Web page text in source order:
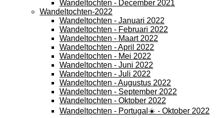
Wandeltochten - December 2021
Wandeltochten-2022
Wandeltochten - Januari 2022
Wandeltochten - Februari 2022
Wandeltochten - Maart 2022
Wandeltochten - April 2022
Wandeltochten - Mei 2022
Wandeltochten - Juni 2022
Wandeltochten - Juli 2022
Wandeltochten - Augustus 2022
Wandeltochten - September 2022
Wandeltochten - Oktober 2022
Wandeltochten - Portugal☀️ - Oktober 2022